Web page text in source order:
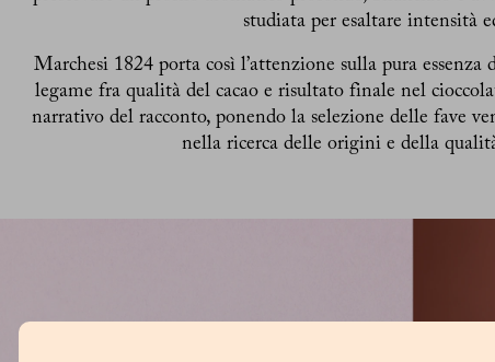
studiata per esaltare intensità
Marchesi 1824 porta così l’attenzione sulla pura
legame fra qualità del cacao e risultato finale nel
narrativo del racconto, ponendo la selezione delle fave
nella ricerca delle origini e della